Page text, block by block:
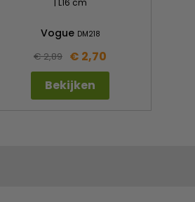
| L16 cm
Vogue DM218
€ 2,89 € 2,70
Bekijken